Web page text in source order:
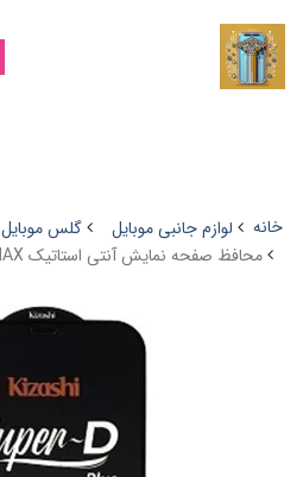
خانه لوازم جانبی موبایل
گلس موبایل
محافظ صفحه نمایش آنتی استاتیک IPHONE 12PROMAX